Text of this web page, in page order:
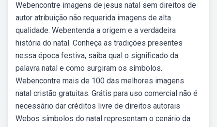
Webencontre imagens de jesus natal sem direitos de
autor atribuição não requerida imagens de alta
qualidade. Webentenda a origem e a verdadeira
história do natal. Conheça as tradições presentes
nessa época festiva, saiba qual o significado da
palavra natal e como surgiram os símbolos.
Webencontre mais de 100 das melhores imagens
natal cristão gratuitas. Grátis para uso comercial não é
necessário dar créditos livre de direitos autorais
Webos símbolos do natal representam o cenário da